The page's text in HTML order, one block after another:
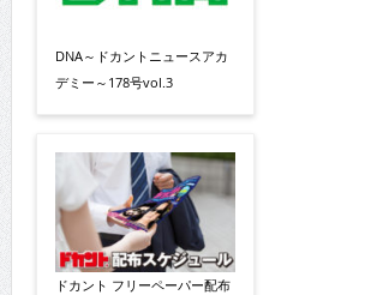
DNA～ドカントニュースアカ
デミー～178号vol.3
ドカント フリーペーパー配布